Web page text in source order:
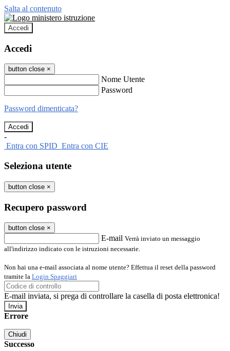
Salta al contenuto
Accedi
Accedi
button close ×
Nome Utente
Password
Password dimenticata?
-
Entra con SPID Entra con CIE
Seleziona utente
button close ×
Recupero password
button close ×
E-mail Verrà inviato un messaggio
all'indirizzo indicato con le istruzioni necessarie.
Non hai una e-mail associata al nome utente? Effettua il reset della password
tramite la Login Spaggiari
E-mail inviata, si prega di controllare la casella di posta elettronica!
Errore
Chiudi
Successo